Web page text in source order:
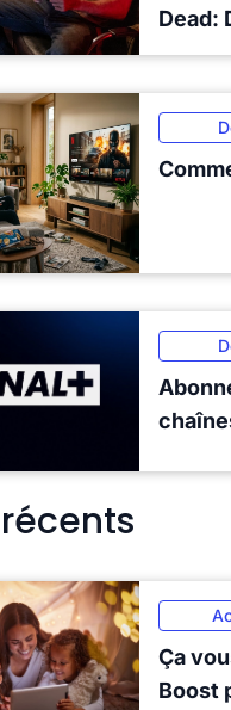
Dead:
Ça
Boost